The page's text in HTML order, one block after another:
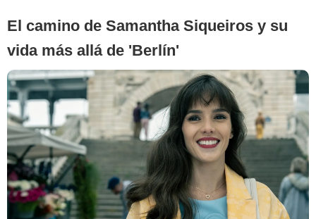
El camino de Samantha Siqueiros y su
vida más allá de 'Berlín'